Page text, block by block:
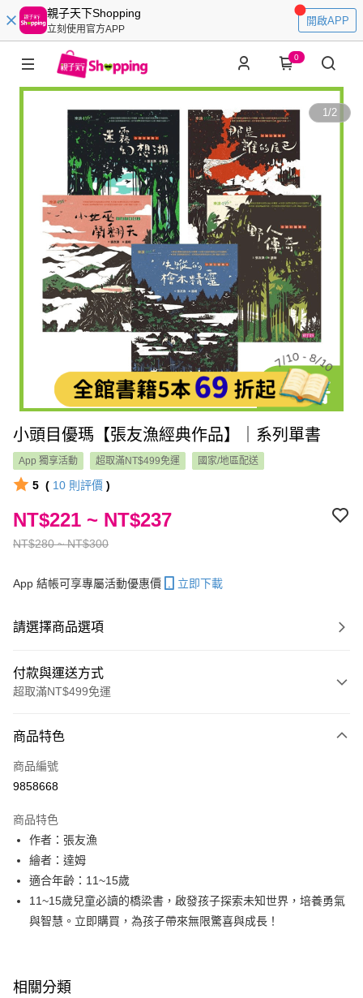
親子天下Shopping
立刻使用官方APP
開啟APP
0
1/2
小頭目優瑪【張友漁經典作品】｜系列單書
App 獨享活動 超取滿NT$499免運 國家/地區配送
5 ( 10 則評價 )
NT$280 ~ NT$300
NT$221 ~ NT$237
App 結帳可享專屬活動優惠價 立即下載
請選擇商品選項
付款與運送方式
超取滿NT$499免運
信用卡一次付款
LINE Pay
大哥付你分期
相關說明
【大哥付你分期使用說明】
1.本服務由台灣大哥大提供，台灣大哥大用戶可立即使用無須另外申請。
2.付款方式選擇「大哥付你分期」，訂單成立後會自動跳轉到大哥付的交易
流程，驗證手機門號後，選擇欲分期的期數、繳款截止日，確認付款後即完
法說明評估內容。
AFTEE先享後付
相關說明
【關於「AFTEE先享後付」】
２．便利：只要手機號碼，簡訊認證，即可結帳。
商品特色
商品編號
9858668
商品特色
作者：張友漁
繪者：達姆
適合年齡：11~15歲
11~15歲兒童必讀的橋梁書，啟發孩子探索未知世界，培養勇氣
與智慧。立即購買，為孩子帶來無限驚喜與成長！
相關分類